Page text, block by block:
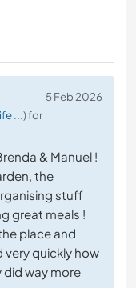
5 Feb 2026
...) for
& Manuel !
the
stuff
great meals !
place and
quickly how
did way more